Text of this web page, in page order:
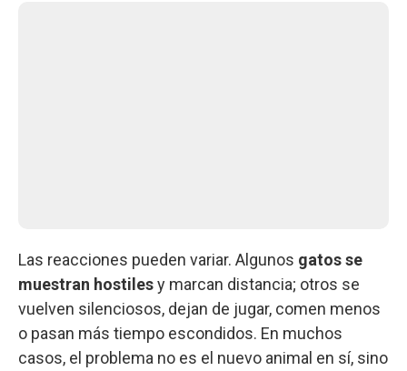
Las reacciones pueden variar. Algunos gatos se
muestran hostilesy marcan distancia; otros se
vuelven silenciosos, dejan de jugar, comen menos
o pasan más tiempo escondidos. En muchos
casos, el problema no es el nuevo animal en sí, sino